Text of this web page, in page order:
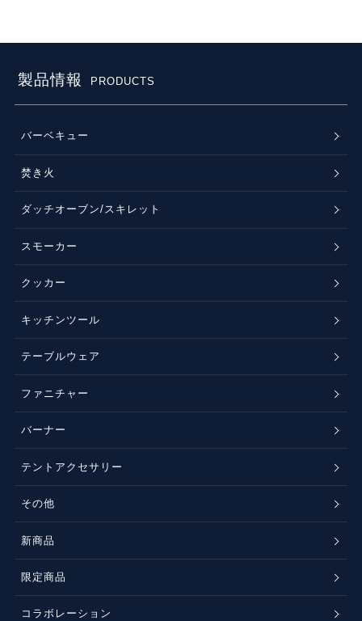
製品情報 PRODUCTS
バーベキュー
焚き火
ダッチオーブン/スキレット
スモーカー
クッカー
キッチンツール
テーブルウェア
ファニチャー
バーナー
テントアクセサリー
その他
新商品
限定商品
コラボレーション